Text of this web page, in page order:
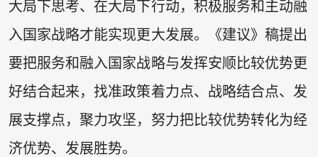
大局下思考、在大局下行动，积极服务和主动融
入国家战略才能实现更大发展。《建议》稿提出
要把服务和融入国家战略与发挥安顺比较优势更
好结合起来，找准政策着力点、战略结合点、发
展支撑点，聚力攻坚，努力把比较优势转化为经
济优势、发展胜势。